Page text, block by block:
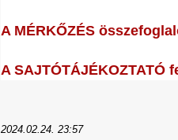
A MÉRKŐZÉS
A SAJTÓTÁJÉKOZTATÓ
2024.02.24. 23:57